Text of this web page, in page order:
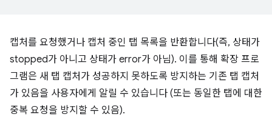
캡처를 요청했거나 캡처 중인 탭 목록을 반환합니다(즉, 상태가
stopped가 아니고 상태가 error가 아님). 이를 통해 확장 프로
그램은 새 탭 캡처가 성공하지 못하도록 방지하는 기존 탭 캡처
가 있음을 사용자에게 알릴 수 있습니다 (또는 동일한 탭에 대한
중복 요청을 방지할 수 있음).